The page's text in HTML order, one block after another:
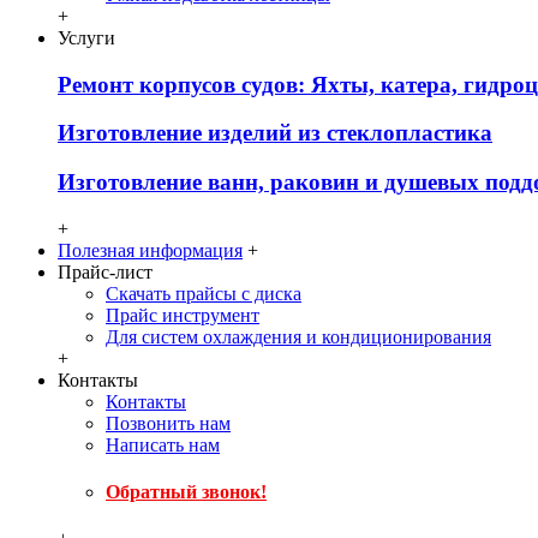
+
Услуги
Ремонт корпусов судов: Яхты, катера,
Изготовление изделий из стеклопластика
Изготовление ванн, раковин и душевых
+
Полезная информация +
Прайс-лист
Скачать прайсы с диска
Прайс инструмент
Для систем охлаждения и кондиционирования
+
Контакты
Контакты
Позвонить нам
Написать нам
Обратный звонок!